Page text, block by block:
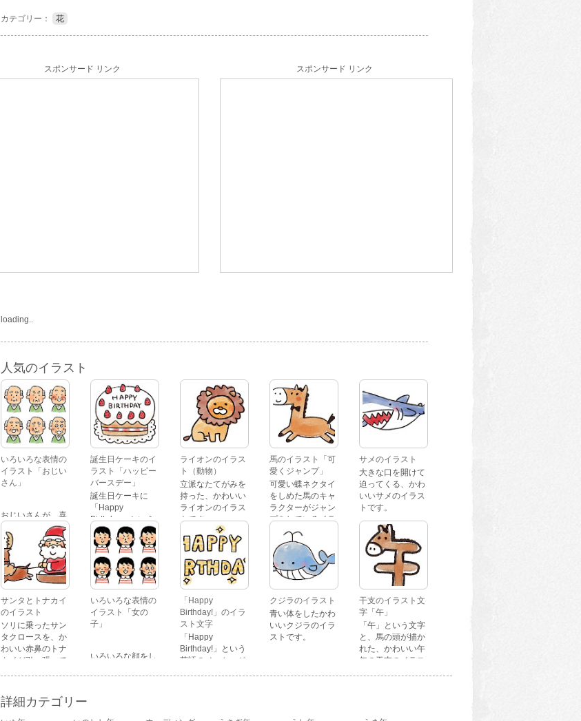
カテゴリー： 花
スポンサード リンク スポンサード リンク
loading..
人気のイラスト
いろいろな表情の
イラスト「おじい
さん」
おじいさんが、喜
怒哀楽たくさんの
表情をしているイ
ラストです。 通常
の顔・怒っている
顔・泣いている
顔・照れている
顔・笑っている
顔・驚いている
顔・困っている顔
があります。
誕生日ケーキのイ
ラスト「ハッピー
バースデー」
誕生日ケーキに
「Happy
Birthday」という
文字が描かれた、
かわいい苺のケー
キのイラストで
す。
ライオンのイラス
ト（動物）
立派なたてがみを
持った、かわいい
ライオンのイラス
トです。
馬のイラスト「可
愛くジャンプ」
可愛い蝶ネクタイ
をしめた馬のキャ
ラクターがジャン
プをしているイラ
ストです。
サメのイラスト
大きな口を開けて
迫ってくる、かわ
いいサメのイラス
トです。
サンタとトナカイ
のイラスト
ソリに乗ったサン
タクロースを、か
わいい赤鼻のトナ
カイが引っ張って
いろいろな表情の
イラスト「女の
子」
いろいろな顔をし
「Happy
Birthday!」のイラ
スト文字
「Happy
Birthday!」という
英語のメッセージ
クジラのイラスト
青い体をしたかわ
いいクジラのイラ
ストです。
干支のイラスト文
字「午」
「午」という文字
と、馬の頭が描か
れた、かわいい午
年の干支のイラス
詳細カテゴリー